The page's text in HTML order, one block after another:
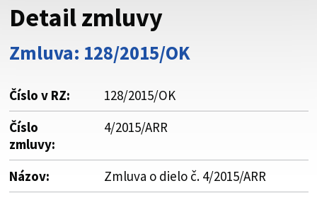
Buďte pozorní a vždy sa uistite, že zdieľate informácie iba
cez zabezpečenú webovú stránku. Zabezpečená stránka
vždy začína https:// pred názvom domény webového sídla.
Detail zmluvy
Zmluva: 128/2015/OK
Číslo v RZ:
128/2015/OK
Číslo
zmluvy:
4/2015/ARR
Názov:
Zmluva o dielo č. 4/2015/ARR